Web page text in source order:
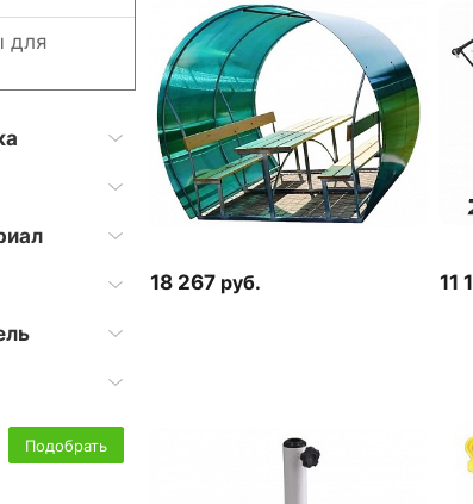
для
Подобрать
18 267 руб. 11